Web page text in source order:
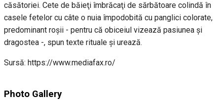
căsătoriei. Cete de băieţi îmbrăcaţi de sărbătoare colindă în
casele fetelor cu câte o nuia împodobită cu panglici colorate,
predominant roşii - pentru că obiceiul vizează pasiunea şi
dragostea -, spun texte rituale şi urează.
Sursă: https://www.mediafax.ro/
Photo Gallery